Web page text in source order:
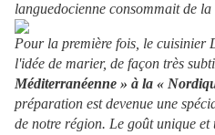
languedocienne consommait de la
Pour la première fois, le cuisinier
l'idée de marier, de façon très
Méditerranéenne » à la «
préparation est devenue une
de notre région. Le goût unique et